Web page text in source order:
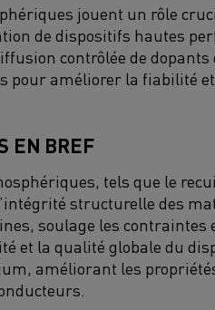
jouent un rôle
de dispositifs hautes
contrôlée de
améliorer la fiabilité
EN BREF
tels que le
structurelle des
soulage les contraintes
et la qualité globale du
améliorant les